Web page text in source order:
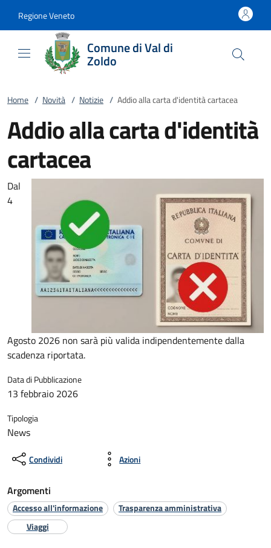
Regione Veneto
Comune di Val di
Zoldo
Home / Novità / Notizie / Addio alla carta d'identità cartacea
Addio alla carta d'identità
cartacea
Dal
4
Agosto 2026 non sarà più valida indipendentemente dalla
scadenza riportata.
Data di Pubblicazione
13 febbraio 2026
Tipologia
News
Condividi Azioni
Argomenti
Accesso all'informazione
Trasparenza amministrativa
Viaggi